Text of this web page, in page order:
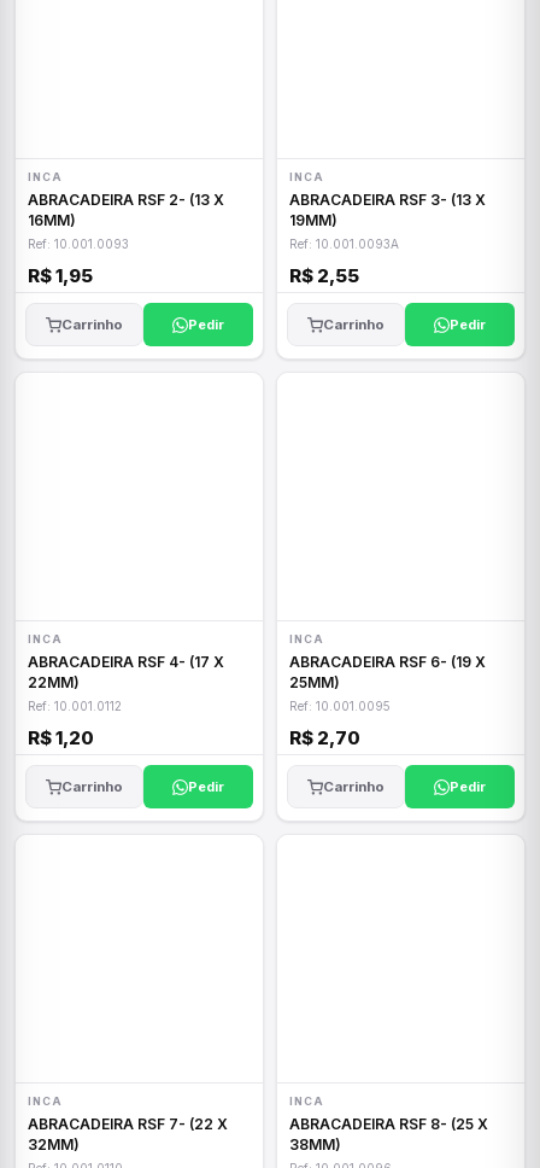
INCA
ABRACADEIRA RSF 2- (13 X
16MM)
Ref: 10.001.0093
R$ 1,95
Carrinho Pedir
INCA
ABRACADEIRA RSF 3- (13 X
19MM)
Ref: 10.001.0093A
R$ 2,55
Carrinho Pedir
INCA
ABRACADEIRA RSF 4- (17 X
22MM)
Ref: 10.001.0112
R$ 1,20
Carrinho Pedir
INCA
ABRACADEIRA RSF 6- (19 X
25MM)
Ref: 10.001.0095
R$ 2,70
Carrinho Pedir
INCA
ABRACADEIRA RSF 7- (22 X
32MM)
INCA
ABRACADEIRA RSF 8- (25 X
38MM)